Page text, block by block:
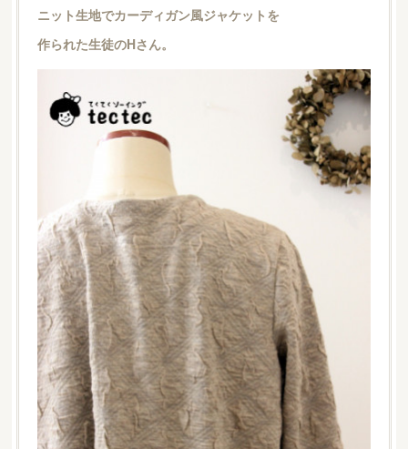
ニット生地でカーディガン風ジャケットを
作られた生徒のHさん。